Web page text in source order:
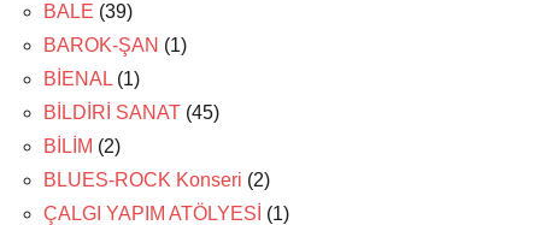
BALE (39)
BAROK-ŞAN (1)
BİENAL (1)
BİLDİRİ SANAT (45)
BİLİM (2)
BLUES-ROCK Konseri (2)
ÇALGI YAPIM ATÖLYESİ (1)